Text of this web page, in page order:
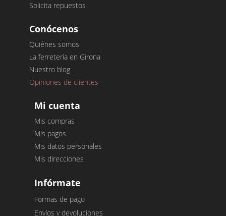
Solicita repuestos
Conócenos
Quiénes somos
La ferretería en Girona
Nuestro blog
Opiniones de clientes
Mi cuenta
Mis compras
Mis pagos
Mis datos personales
Mis direcciones
Infórmate
Formas de pago
Envíos y devoluciones